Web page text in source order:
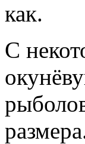
как.
С